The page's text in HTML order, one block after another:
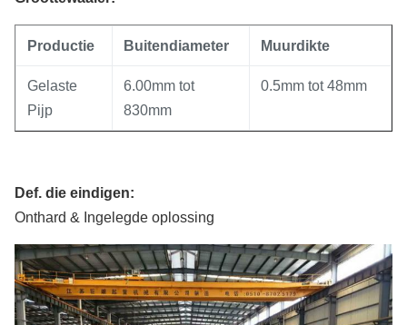
Productie Buitendiameter Muurdikte
Gelaste
Pijp
6.00mm tot
830mm
0.5mm tot 48mm
Def. die eindigen:
Onthard & Ingelegde oplossing